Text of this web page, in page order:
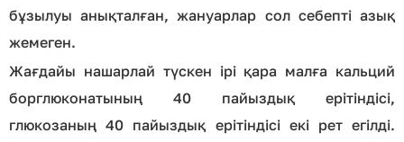
бұзылуы анықталған, жануарлар сол себепті азық
жемеген.
Жағдайы нашарлай түскен ірі қара малға кальций
борглюконатының 40 пайыздық ерітіндісі,
глюкозаның 40 пайыздық ерітіндісі екі рет егілді.